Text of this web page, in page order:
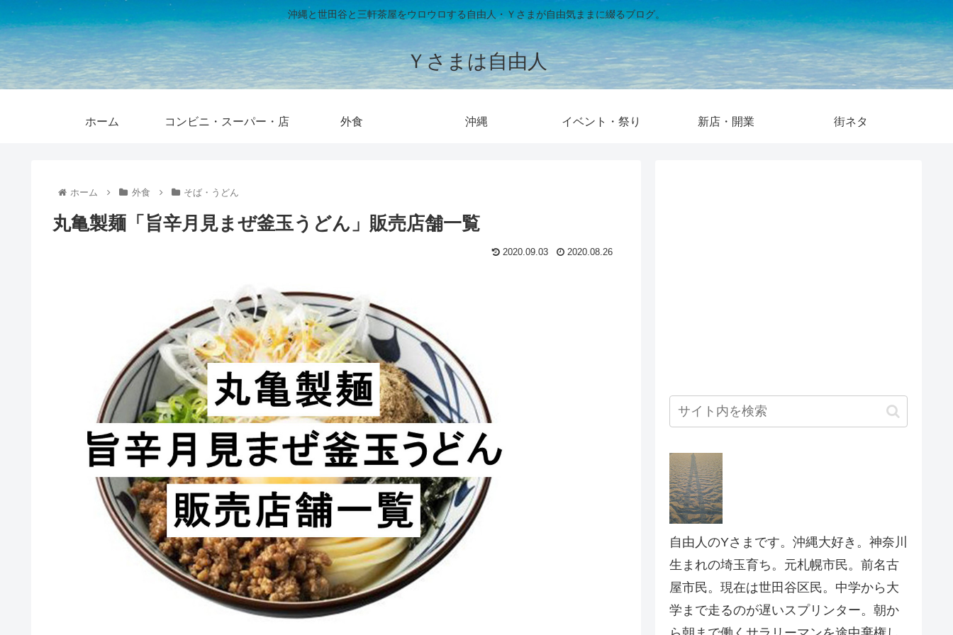
沖縄と世田谷と三軒茶屋をウロウロする自由人・Ｙさまが自由気ままに綴るブログ。
Ｙさまは自由人
ホーム コンビニ・スーパー・店 外食 沖縄 イベント・祭り 新店・開業 街ネタ
ホーム 外食 そば・うどん
丸亀製麺「旨辛月見まぜ釜玉うどん」販売店舗一覧
2020.09.03 2020.08.26
自由人のYさまです。沖縄大好き。神奈川
生まれの埼玉育ち。元札幌市民。前名古
屋市民。現在は世田谷区民。中学から大
学まで走るのが遅いスプリンター。朝か